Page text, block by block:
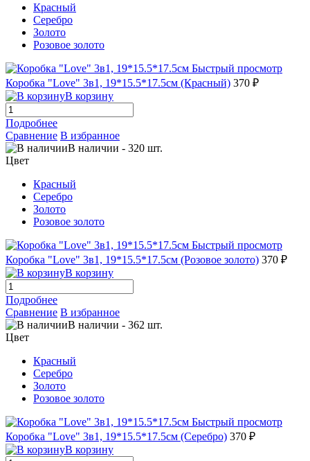
Красный
Серебро
Золото
Розовое золото
Быстрый просмотр
Коробка "Love" 3в1, 19*15.5*17.5см (Красный) 370 ₽
В корзину
Подробнее
Сравнение В избранное
В наличии - 320 шт.
Цвет
Красный
Серебро
Золото
Розовое золото
Быстрый просмотр
Коробка "Love" 3в1, 19*15.5*17.5см (Розовое золото) 370 ₽
В корзину
Подробнее
Сравнение В избранное
В наличии - 362 шт.
Цвет
Красный
Серебро
Золото
Розовое золото
Быстрый просмотр
Коробка "Love" 3в1, 19*15.5*17.5см (Серебро) 370 ₽
В корзину